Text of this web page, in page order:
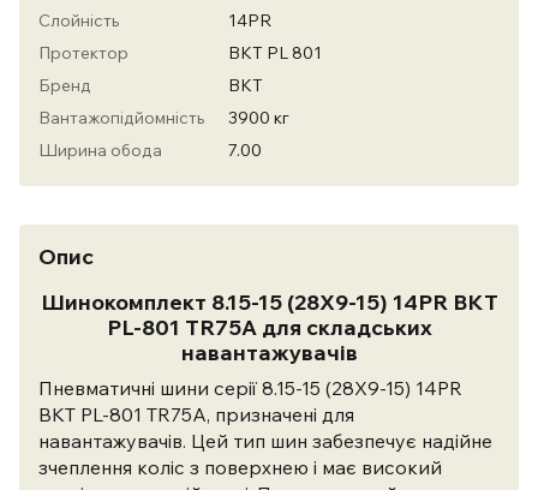
Слойність
14PR
Протектор
BKT PL 801
Бренд
ВКТ
Вантажопідйомність
3900 кг
Ширина обода
7.00
Опис
Шинокомплект 8.15-15 (28X9-15) 14PR BKT
PL-801 TR75A для складських
навантажувачів
Пневматичні шини серії 8.15-15 (28X9-15) 14PR
BKT PL-801 TR75A, призначені для
навантажувачів. Цей тип шин забезпечує надійне
зчеплення коліс з поверхнею і має високий